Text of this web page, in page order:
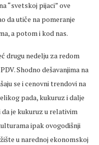
“svetskoj pijaci” ove
da utiče na pomeranje
a potom i kod nas.
drugu nedelju za redom
Shodno dešavanjima na
se i cenovni trendovi na
pada, kukuruz i dalje
je kukuruz u relativim
ipak ovogodišnji
u narednoj ekonomskoj